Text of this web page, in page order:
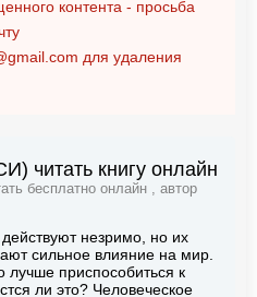
контента - просьба
для удаления
читать книгу онлайн
бесплатно онлайн , автор
незримо, но их
сильное влияние на мир.
приспособиться к
ли это? Человеческое